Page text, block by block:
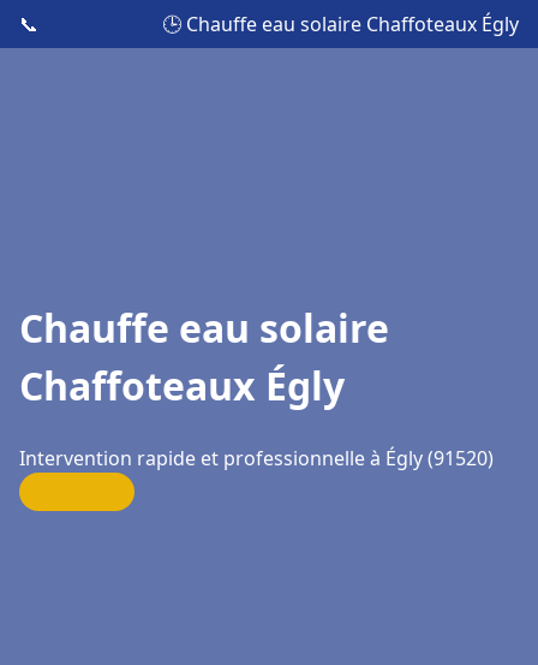
📞 🕒 Chauffe eau solaire Chaffoteaux Égly
Chauffe eau solaire
Chaffoteaux Égly
Intervention rapide et professionnelle à Égly (91520)